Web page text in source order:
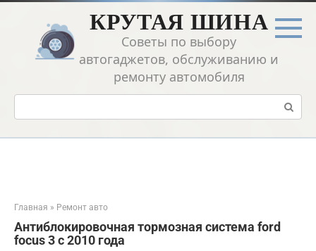
Перейти
контенту
КРУТАЯ ШИНА
Советы по выбору
автогаджетов, обслуживанию и
ремонту автомобиля
Поиск:
Главная » Ремонт авто
Антиблокировочная тормозная система ford
focus 3 с 2010 года